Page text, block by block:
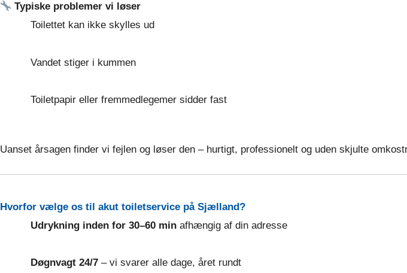
Typiske problemer vi løser
Toilettet kan ikke skylles ud
Vandet stiger i kummen
Toiletpapir eller fremmedlegemer sidder fast
Uanset årsagen finder vi fejlen og løser den – hurtigt, professionelt og uden skjulte
Hvorfor vælge os til akut toiletservice på Sjælland?
Udrykning inden for 30–60 min afhængig af din adresse
Døgnvagt 24/7 – vi svarer alle dage, året rundt